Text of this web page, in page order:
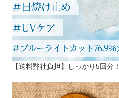
【送料弊社負担】しっかり5回分